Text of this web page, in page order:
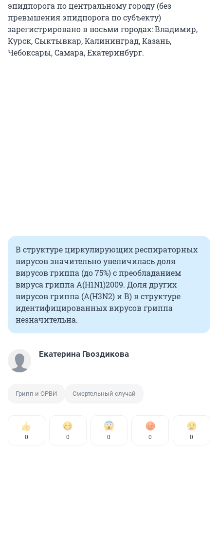
эпидпорога по центральному городу (без
превышения эпидпорога по субъекту)
зарегистрировано в восьми городах: Владимир,
Курск, Сыктывкар, Калининград, Казань,
Чебоксары, Самара, Екатеринбург.
В структуре циркулирующих респираторных
вирусов значительно увеличилась доля
вирусов гриппа (до 75%) с преобладанием
вируса гриппа A(H1N1)2009. Доля других
вирусов гриппа (А(Н3N2) и В) в структуре
идентифицированных вирусов гриппа
незначительна.
Екатерина Гвоздикова
Грипп и ОРВИ Смертельный случай
0 0 0 0 0